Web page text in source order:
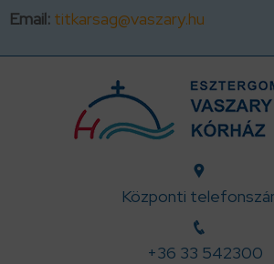
Email: titkarsag@vaszary.hu
Központi
+36 33 542300